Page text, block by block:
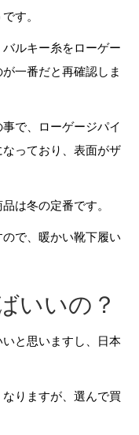
す。
ルキー糸をローゲー
一番だと再確認しま
で、ローゲージパイ
っており、表面がザ
は冬の定番です。
で、暖かい靴下履い
いいの？
と思いますし、日本
りますが、選んで買